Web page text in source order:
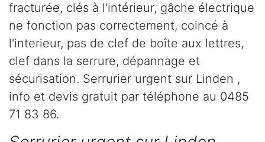
fracturée, clés à l'intérieur, gâche électrique
ne fonction pas correctement, coincé à
l'interieur, pas de clef de boîte aux lettres,
clef dans la serrure, dépannage et
sécurisation. Serrurier urgent sur Linden ,
info et devis gratuit par téléphone au 0485
71 83 86.